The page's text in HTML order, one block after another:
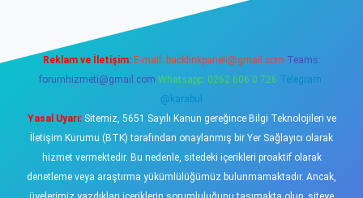
Reklam ve İletişim: E-mail: backlinkpaneli@gmail.com Teams:
forumhizmeti@gmail.com Whatsapp: 0262 606 0 726 Telegram:
@karabul
Yasal Uyarı:Sitemiz, 5651 Sayılı Kanun gereğince Bilgi Teknolojileri ve
İletişim Kurumu (BTK) tarafından onaylanmış bir Yer Sağlayıcı olarak
hizmet vermektedir. Bu nedenle, sitedeki içerikleri proaktif olarak
denetleme veya araştırma yükümlülüğümüz bulunmamaktadır. Ancak,